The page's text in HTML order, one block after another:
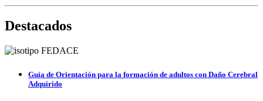
Destacados
Guía de Orientación para la formación de adultos con Daño Cerebral
Adquirido